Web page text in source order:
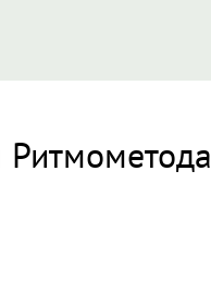
Ритмометода